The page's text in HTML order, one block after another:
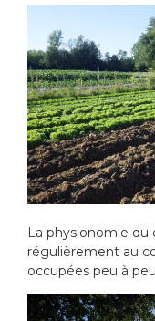
La physionomie du
régulièrement au
occupées peu à peu